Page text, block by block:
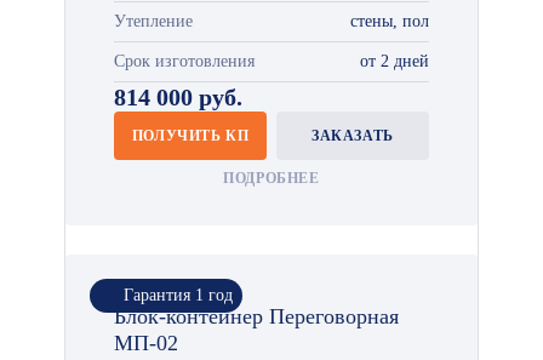
Утепление стены, пол
Срок изготовления от 2 дней
814 000 руб.
ПОЛУЧИТЬ КП ЗАКАЗАТЬ
ПОДРОБНЕЕ
Гарантия 1 год
Блок-контейнер Переговорная
МП-02